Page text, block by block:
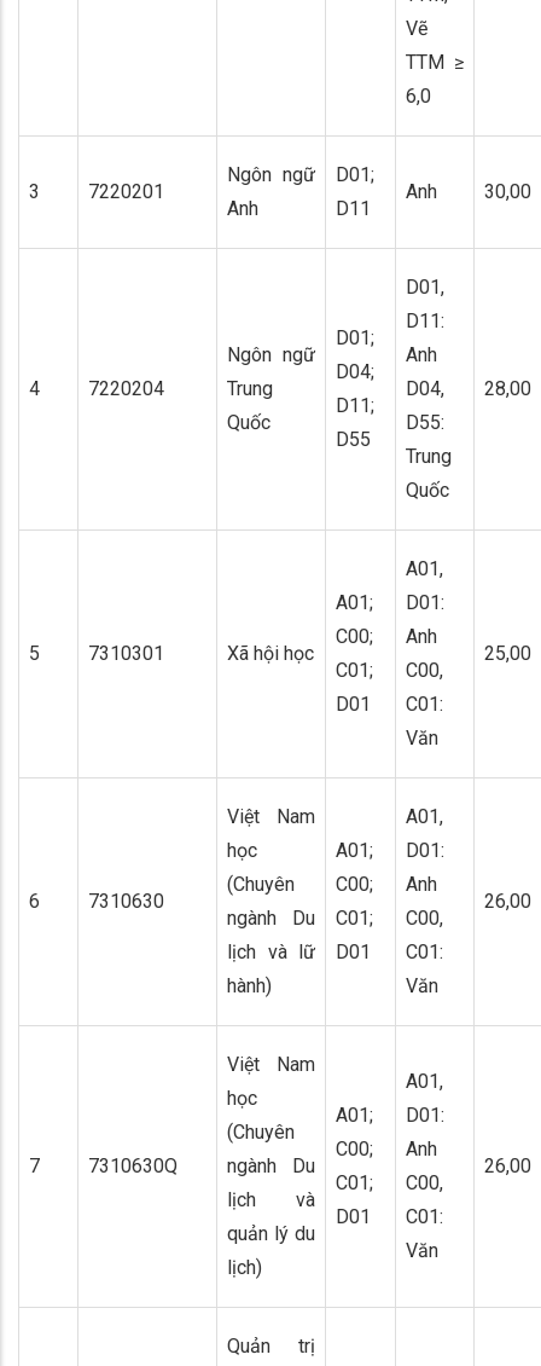
Vẽ
TTM ≥
6,0
3 7220201
Ngôn ngữ
Anh
D01;
D11
Anh 30,00
4 7220204
Ngôn ngữ
Trung
Quốc
D01;
D04;
D11;
D55
D01,
D11:
Anh
D04,
D55:
Trung
Quốc
28,00
5 7310301 Xã hội học
A01;
C00;
C01;
D01
A01,
D01:
Anh
C00,
C01:
Văn
25,00
6 7310630
Việt Nam
học
(Chuyên
ngành Du
lịch và lữ
hành)
A01;
C00;
C01;
D01
A01,
D01:
Anh
C00,
C01:
Văn
26,00
7 7310630Q
Việt Nam
học
(Chuyên
ngành Du
lịch và
quản lý du
lịch)
A01;
C00;
C01;
D01
A01,
D01:
Anh
C00,
C01:
Văn
26,00
Quản trị